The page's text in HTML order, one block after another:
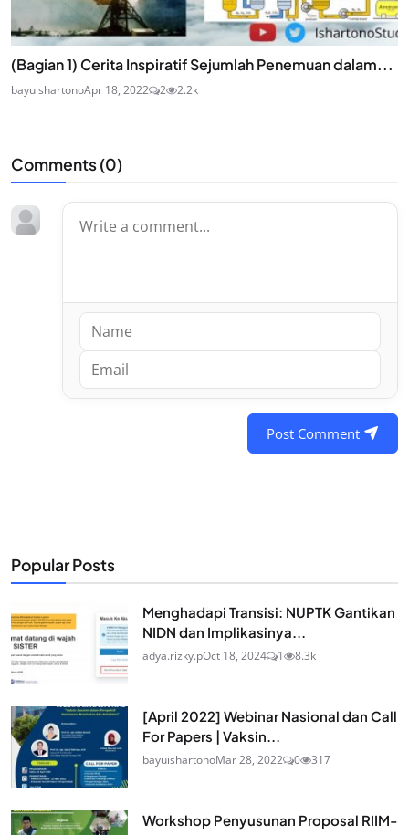
(Bagian 1) Cerita Inspiratif Sejumlah Penemuan dalam...
bayuishartonoApr 18, 2022 2 2.2k
Comments (0)
Post Comment
Popular Posts
Menghadapi Transisi: NUPTK Gantikan
NIDN dan Implikasinya...
adya.rizky.pOct 18, 2024 1 8.3k
[April 2022] Webinar Nasional dan Call
For Papers | Vaksin...
bayuishartonoMar 28, 2022 0 317
Workshop Penyusunan Proposal RIIM-